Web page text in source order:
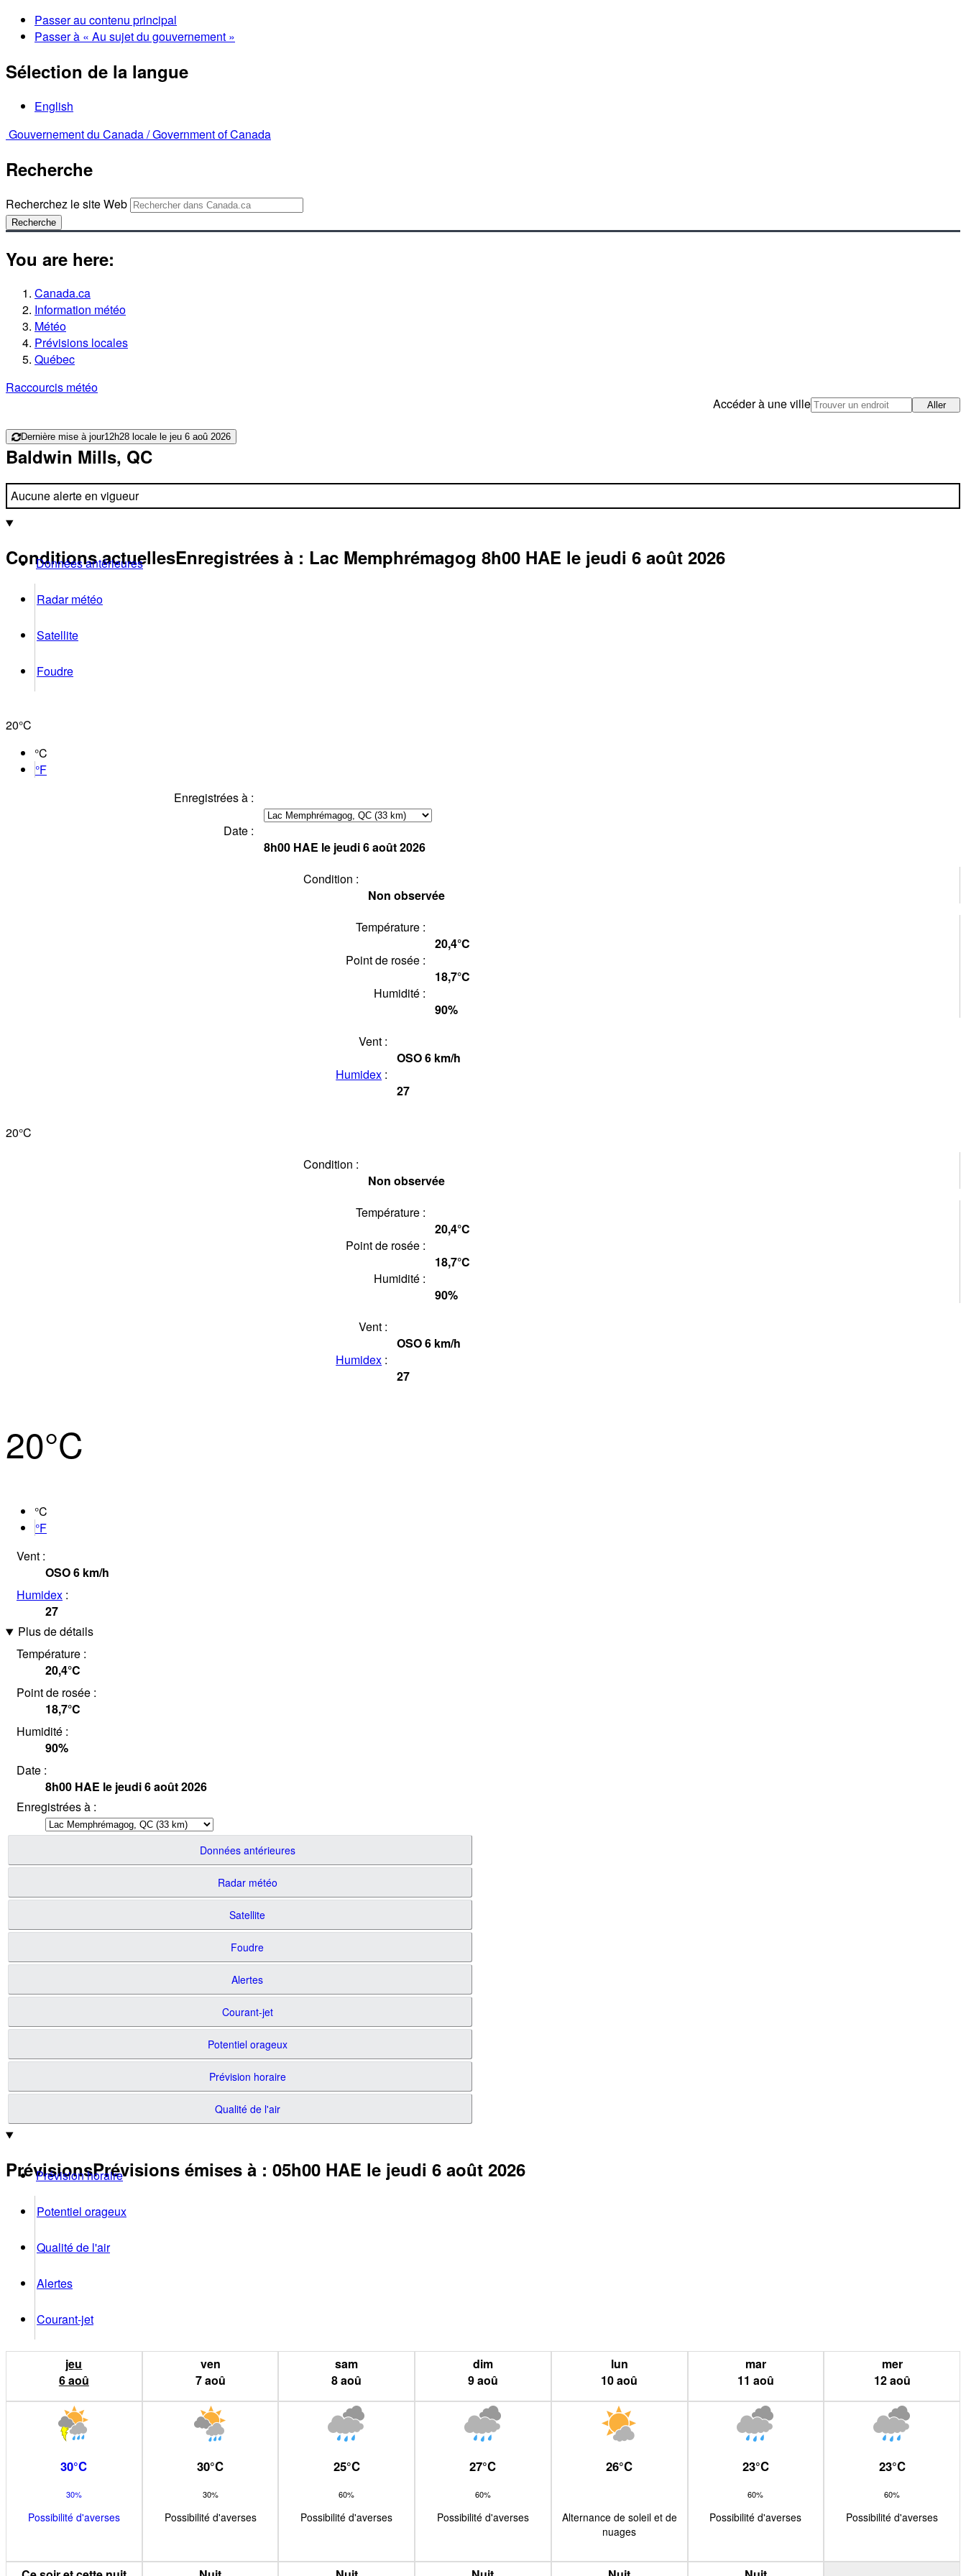
Passer au contenu principal
Passer à « Au sujet du gouvernement »
Sélection de la langue
English
Gouvernement du Canada /Government of Canada
Recherche
Recherchez le site Web
Recherche
You are here:
Canada.ca
Information météo
Météo
Prévisions locales
Québec
Raccourcis météo
Accéder à une ville
Aller
Dernière mise à jour12h28 locale le jeu 6 aoû 2026
Baldwin Mills, QC
Aucune alerte en vigueur
Conditions actuellesEnregistrées à : Lac Memphrémagog 8h00 HAE le jeudi 6 août 2026
Données antérieures
Radar météo
Satellite
Foudre
20°C
°C
°F
Enregistrées à :
Date :
8h00 HAE le jeudi 6 août 2026
Condition :
Non observée
Température :
20,4°C
Point de rosée :
18,7°C
Humidité :
90%
Vent :
OSO6 km/h
Humidex :
27
20°C
Condition :
Non observée
Température :
20,4°C
Point de rosée :
18,7°C
Humidité :
90%
Vent :
OSO6 km/h
Humidex :
27
20°C
°C
°F
Vent :
OSO6 km/h
Humidex :
27
Plus de détails
Température :
20,4°C
Point de rosée :
18,7°C
Humidité :
90%
Date :
8h00 HAE le jeudi 6 août 2026
Enregistrées à :
Données antérieures
Radar météo
Satellite
Foudre
Alertes
Courant-jet
Potentiel orageux
Prévision horaire
Qualité de l'air
PrévisionsPrévisions émises à : 05h00 HAE le jeudi 6 août 2026
Prévision horaire
Potentiel orageux
Qualité de l'air
Alertes
Courant-jet
jeu
6aoû
30°C
30%
Possibilité d'averses
ven
7aoû
30°C
30%
Possibilité d'averses
sam
8aoû
25°C
60%
Possibilité d'averses
dim
9aoû
27°C
60%
Possibilité d'averses
lun
10aoû
26°C
Alternance de soleil et de
nuages
mar
11 aoû
23°C
60%
Possibilité d'averses
mer
12aoû
23°C
60%
Possibilité d'averses